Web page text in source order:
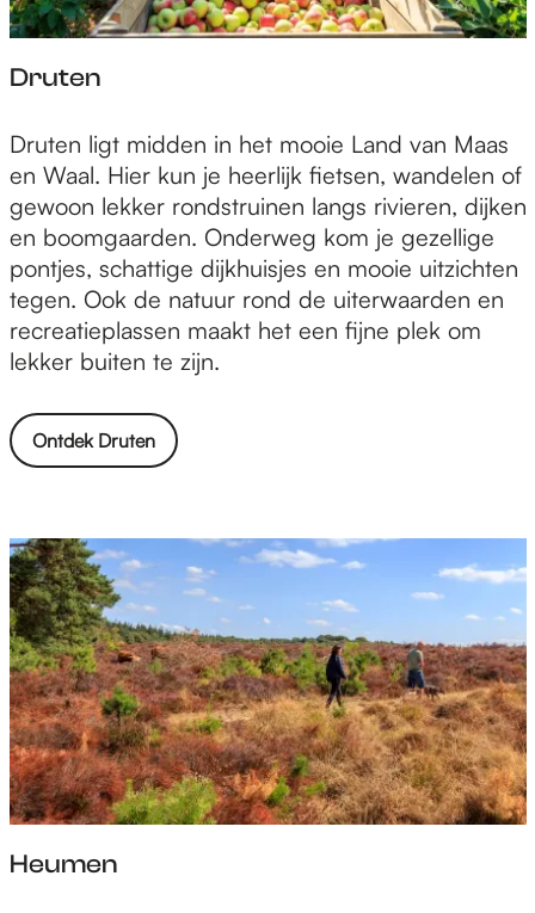
Druten
D
r
u
t
e
n
Druten ligt midden in het mooie Land van Maas
en Waal. Hier kun je heerlijk fietsen, wandelen of
gewoon lekker rondstruinen langs rivieren, dijken
en boomgaarden. Onderweg kom je gezellige
pontjes, schattige dijkhuisjes en mooie uitzichten
tegen. Ook de natuur rond de uiterwaarden en
recreatieplassen maakt het een fijne plek om
lekker buiten te zijn.
Ontdek Druten
Heumen